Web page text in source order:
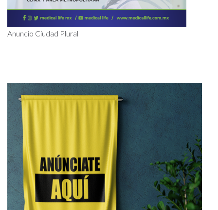
Anuncio Ciudad Plural